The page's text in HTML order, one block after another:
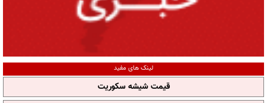
لینک های مفید
قیمت شیشه سکوریت